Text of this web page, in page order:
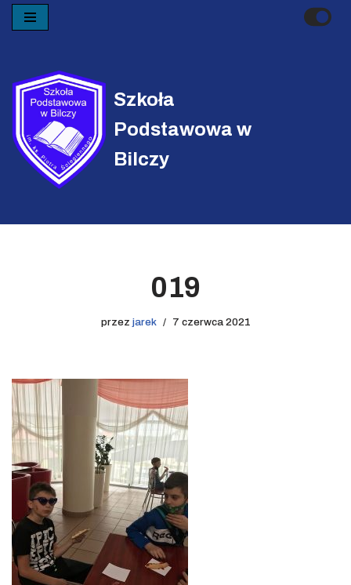
treści
Szkoła
Podstawowa w
Bilczy
019
przez jarek 7 czerwca 2021